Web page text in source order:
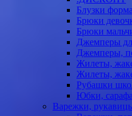
Блузки форма
Брюки
Брюки
Джемперы
Джемперы,
Жилеты,
Жилеты,
Рубашки
Юбки,
Варежки,